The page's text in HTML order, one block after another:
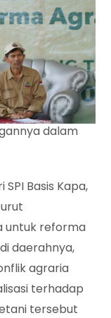
dalam
Basis Kapa,
untuk reforma
daerahnya,
agraria
terhadap
tersebut